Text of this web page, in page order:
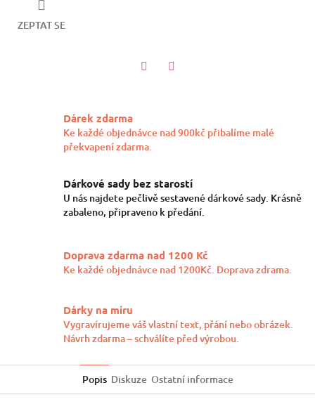
ZEPTAT SE
Dárek zdarma
Ke každé objednávce nad 900kč přibalíme malé
překvapení zdarma.
Dárkové sady bez starostí
U nás najdete pečlivě sestavené dárkové sady. Krásně
zabaleno, připraveno k předání.
Doprava zdarma nad 1200 Kč
Ke každé objednávce nad 1200Kč. Doprava zdrama.
Dárky na míru
Vygravírujeme váš vlastní text, přání nebo obrázek.
Návrh zdarma – schválíte před výrobou.
Popis Diskuze Ostatní informace